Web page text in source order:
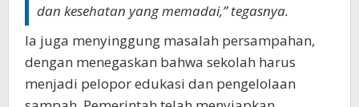
dan kesehatan yang memadai,” tegasnya.
Ia juga menyinggung masalah persampahan,
dengan menegaskan bahwa sekolah harus
menjadi pelopor edukasi dan pengelolaan